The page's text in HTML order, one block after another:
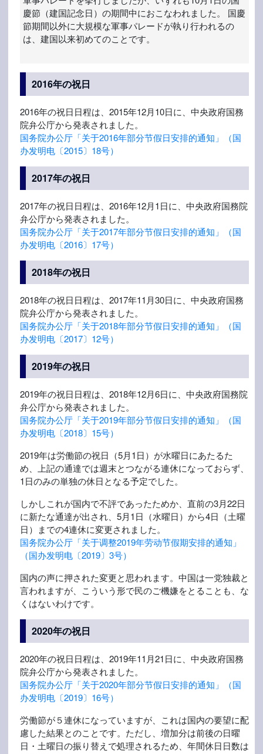
慶節（建国記念日）の期間中におこなわれました。 国慶
節期間以外に大規模な軍事パレードが執り行われるの
は、建国以来初めてのことです。
2016年の祝日
2016年の祝日日程は、2015年12月10日に、中央政府国務
院弁公庁から発表されました。
国务院办公厅「关于2016年部分节假日安排的通知」（国
办发明电〔2015〕18号）
2017年の祝日
2017年の祝日日程は、2016年12月1日に、中央政府国務院
弁公庁から発表されました。
国务院办公厅「关于2017年部分节假日安排的通知」（国
办发明电〔2016〕17号）
2018年の祝日
2018年の祝日日程は、2017年11月30日に、中央政府国務
院弁公庁から発表されました。
国务院办公厅「关于2018年部分节假日安排的通知」（国
办发明电〔2017〕12号）
2019年の祝日
2019年の祝日日程は、2018年12月6日に、中央政府国務院
弁公庁から発表されました。
国务院办公厅「关于2019年部分节假日安排的通知」（国
办发明电〔2018〕15号）
2019年は労働節の祝日（5月1日）が水曜日にあたるた
め、上記の通達では週末とつながる連休になっておらず、
1日のみの単独の休日となる予定でした。
しかしこれが国内で不評であったためか、直前の3月22日
に新たな通達が出され、5月1日（水曜日）から4日（土曜
日）までの4連休に変更されました。
国务院办公厅「关于调整2019年劳动节假期安排的通知」
（国办发明电〔2019〕3号）
国内の声に押された変更と思われます。中国は一党独裁と
言われますが、こういう形で民のご機嫌をとることも、な
くはないわけです。
2020年の祝日
2020年の祝日日程は、2019年11月21日に、中央政府国務
院弁公庁から発表されました。
国务院办公厅「关于2020年部分节假日安排的通知」（国
办发明电〔2019〕16号）
労働節が５連休になっていますが、これは国内の要望に配
慮した結果とのことです。ただし、増加分は前後の日曜
日・土曜日の振り替えで処理されるため、年間休日日数は